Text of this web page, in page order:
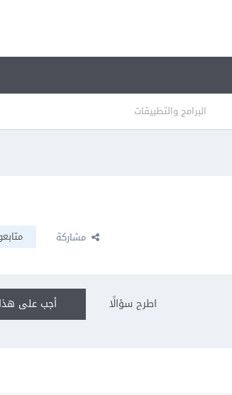
البرامج والتطبيقات
مشاركة
أجب على اطرح سؤالًا